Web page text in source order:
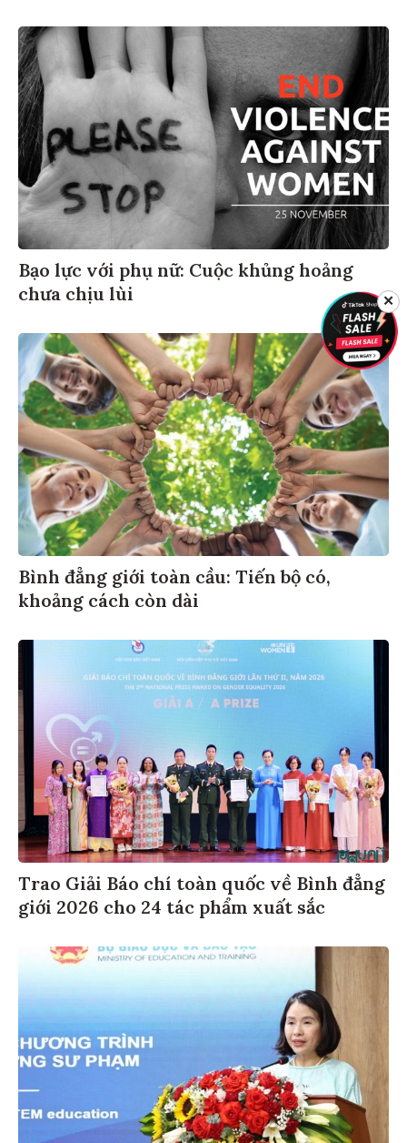
Bạo lực với phụ nữ: Cuộc khủng hoảng
chưa chịu lùi
Bình đẳng giới toàn cầu: Tiến bộ có,
khoảng cách còn dài
Trao Giải Báo chí toàn quốc về Bình đẳng
giới 2026 cho 24 tác phẩm xuất sắc
✕